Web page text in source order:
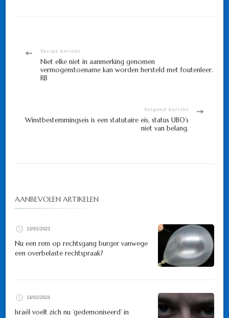
Bericht
navigatie
Vorige bericht
Niet elke niet in aanmerking genomen
vermogenstoename kan worden hersteld met foutenleer.
RB
Volgend bericht
Winstbestemmingseis is een statutaire eis, status UBO’s
niet van belang.
AANBEVOLEN ARTIKELEN
13/01/2023
Nu een rem op rechtsgang burger vanwege
een overbelaste rechtspraak?
14/01/2024
Israël voelt zich nu ‘gedemoniseerd’ in